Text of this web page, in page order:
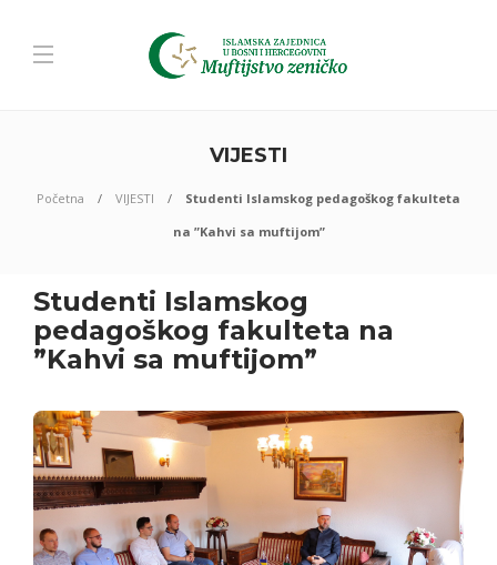
VIJESTI
Početna VIJESTI
Studenti Islamskog pedagoškog fakulteta
na ”Kahvi sa muftijom”
Studenti Islamskog
pedagoškog fakulteta na
”Kahvi sa muftijom”